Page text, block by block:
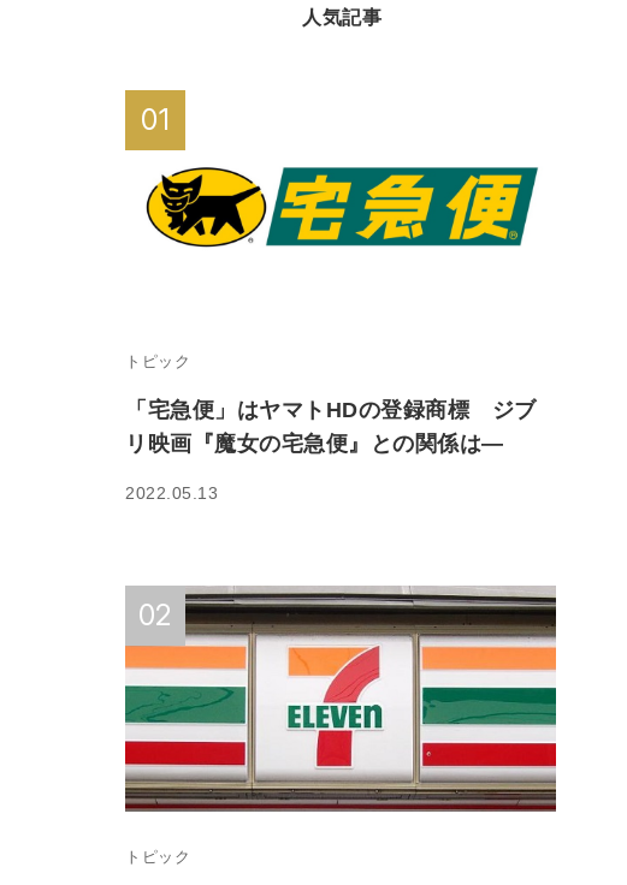
人気記事
トピック
「宅急便」はヤマトHDの登録商標 ジブ
リ映画『魔女の宅急便』との関係は—
2022.05.13
トピック